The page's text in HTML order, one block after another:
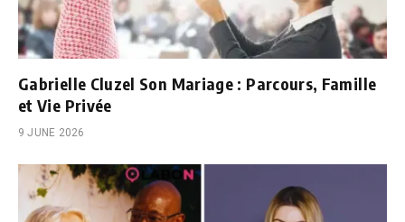
Gabrielle Cluzel Son Mariage : Parcours, Famille
et Vie Privée
9 JUNE 2026